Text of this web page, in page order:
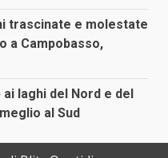
trascinate e molestate
a Campobasso,
laghi del Nord e del
al Sud